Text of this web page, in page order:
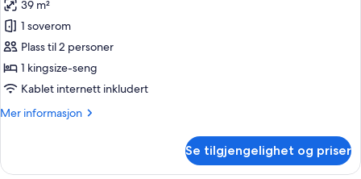
av
Fairmont,
Rom,
1
kingsize-
39 m²
1 soverom
Plass til 2 personer
1 kingsize-seng
Kablet internett inkludert
Mer informasjon
Mer
Rom,
Se tilgjengelighet og priser